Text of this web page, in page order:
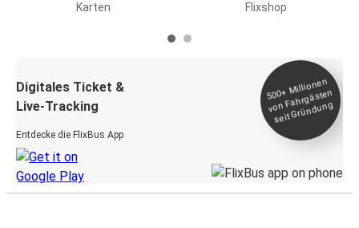
Karten
Flixshop
Digitales Ticket &
Live-Tracking
Entdecke die FlixBus App
500+
Millionen
von Fahrgästen
seit
Gründung